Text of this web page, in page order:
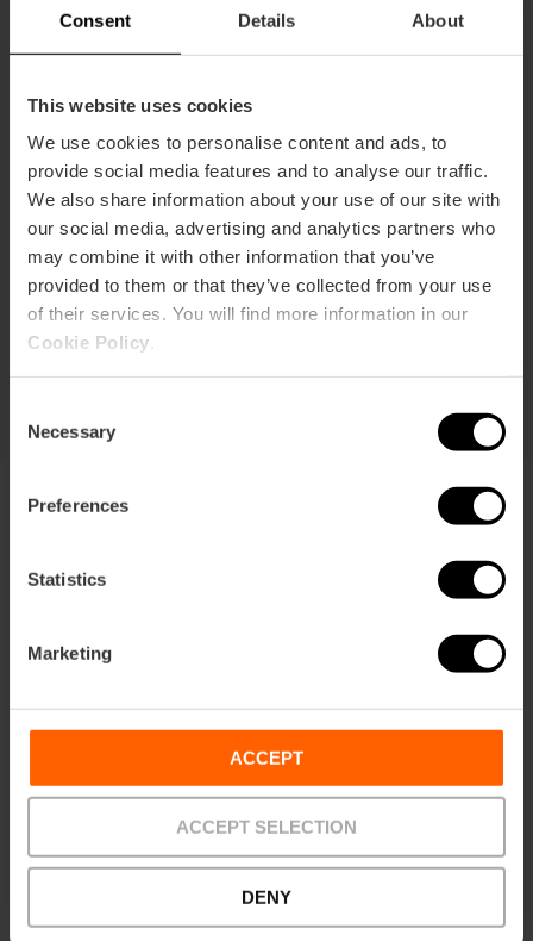
Consent Details About
This website uses cookies
We use cookies to personalise content and ads, to
provide social media features and to analyse our traffic.
We also share information about your use of our site with
our social media, advertising and analytics partners who
may combine it with other information that you’ve
provided to them or that they’ve collected from your use
of their services. You will find more information in our
Cookie Policy
Selection
Necessary
Preferences
Statistics
Marketing
ACCEPT
ACCEPT SELECTION
DENY
Fallas van Valencia
4.6 - 24 beoordelingen
Duur: 2h 30m
Toegang tot 3 Fallas
Vanaf€ 19,00
Voorwaarden FAQs
Betalingen Retouren Afhaalpunten